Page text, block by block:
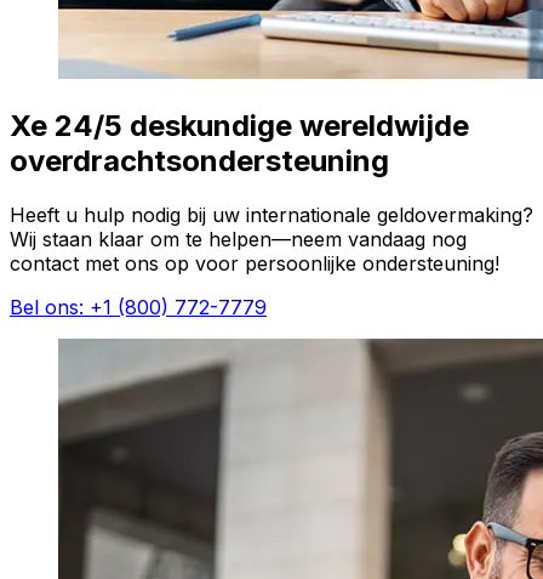
Xe 24/5 deskundige wereldwijde
overdrachtsondersteuning
Heeft u hulp nodig bij uw internationale geldovermaking?
Wij staan klaar om te helpen—neem vandaag nog
contact met ons op voor persoonlijke ondersteuning!
Bel ons: +1 (800) 772-7779